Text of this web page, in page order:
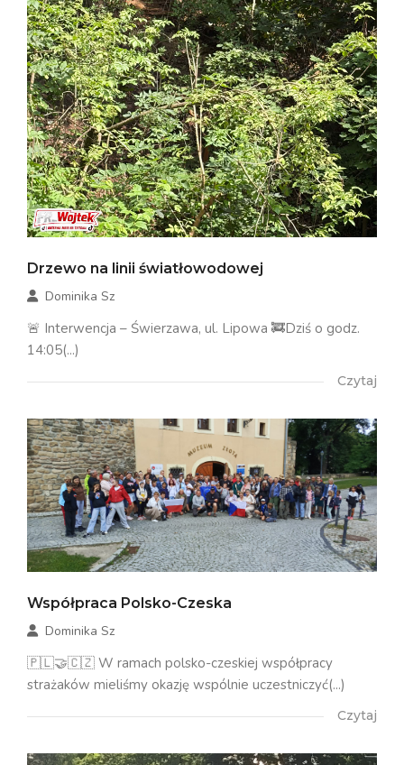
Drzewo na linii światłowodowej
Dominika Sz
🚨 Interwencja – Świerzawa, ul. Lipowa 🚒Dziś o godz.
14:05(...)
Czytaj
Współpraca Polsko-Czeska
Dominika Sz
🇵🇱🤝🇨🇿 W ramach polsko-czeskiej współpracy
strażaków mieliśmy okazję wspólnie uczestniczyć(...)
Czytaj